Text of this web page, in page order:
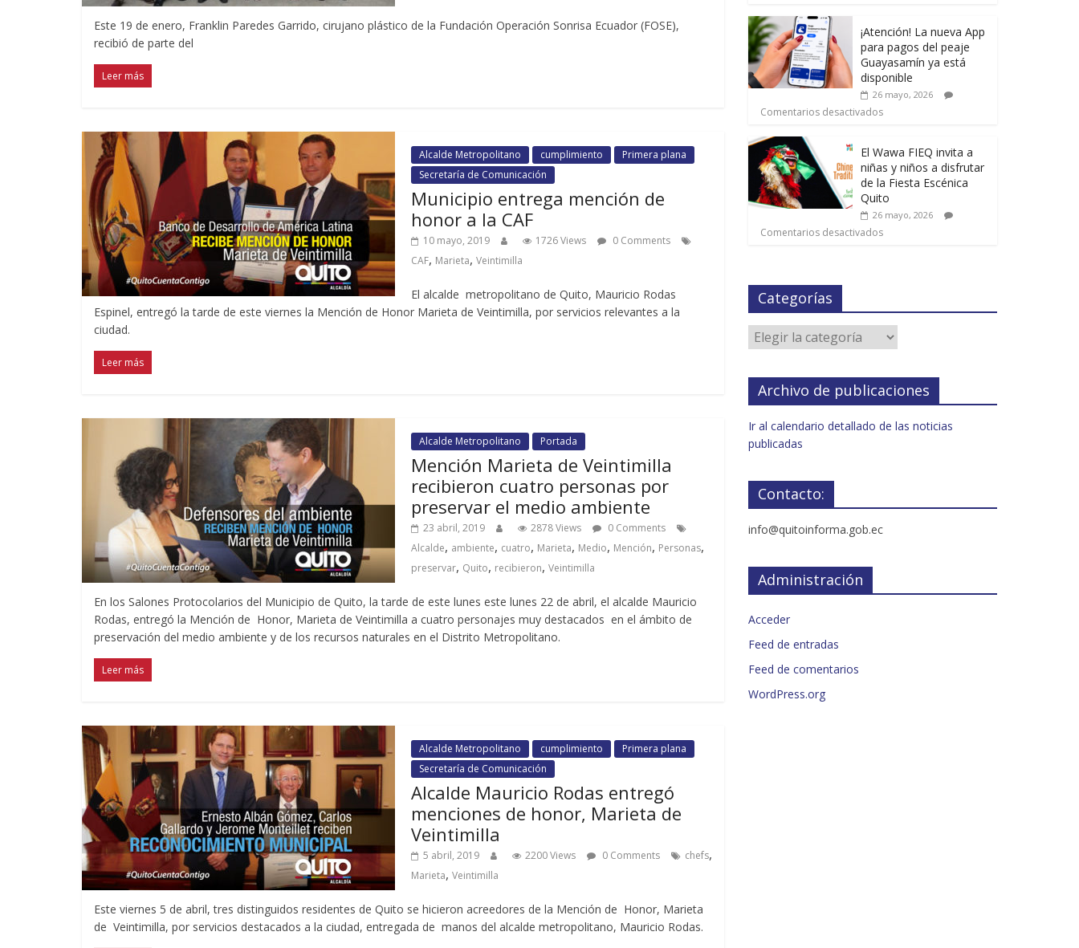
Este 19 de enero, Franklin Paredes Garrido, cirujano plástico de la Fundación Operación Sonrisa Ecuador (FOSE),
recibió de parte del
Leer más
Alcalde Metropolitano cumplimiento
Primera plana
Secretaría de Comunicación
Municipio entrega mención de
honor a la CAF
10 mayo, 2019 1726 Views
0 Comments
CAF, Marieta, Veintimilla
El alcalde metropolitano de Quito, Mauricio Rodas
Espinel, entregó la tarde de este viernes la Mención de Honor Marieta de Veintimilla, por servicios relevantes a la
ciudad.
Leer más
Alcalde Metropolitano Portada
Mención Marieta de Veintimilla
recibieron cuatro personas por
preservar el medio ambiente
23 abril, 2019 2878 Views
0 Comments
Alcalde, ambiente, cuatro, Marieta, Medio, Mención, Personas,
preservar, Quito, recibieron, Veintimilla
En los Salones Protocolarios del Municipio de Quito, la tarde de este lunes este lunes 22 de abril, el alcalde Mauricio
Rodas, entregó la Mención de Honor, Marieta de Veintimilla a cuatro personajes muy destacados en el ámbito de
preservación del medio ambiente y de los recursos naturales en el Distrito Metropolitano.
Leer más
Alcalde Metropolitano cumplimiento
Primera plana
Secretaría de Comunicación
Alcalde Mauricio Rodas entregó
menciones de honor, Marieta de
Veintimilla
5 abril, 2019 2200 Views 0 Comments chefs,
Marieta, Veintimilla
Este viernes 5 de abril, tres distinguidos residentes de Quito se hicieron acreedores de la Mención de Honor, Marieta
de Veintimilla, por servicios destacados a la ciudad, entregada de manos del alcalde metropolitano, Mauricio Rodas.
¡Atención! La nueva App
para pagos del peaje
Guayasamín ya está
disponible
26 mayo, 2026
Comentarios desactivados
El Wawa FIEQ invita a
niñas y niños a disfrutar
de la Fiesta Escénica
Quito
26 mayo, 2026
Comentarios desactivados
Categorías
Archivo de publicaciones
Ir al calendario detallado de las noticias
publicadas
Contacto:
info@quitoinforma.gob.ec
Administración
Acceder
Feed de entradas
Feed de comentarios
WordPress.org